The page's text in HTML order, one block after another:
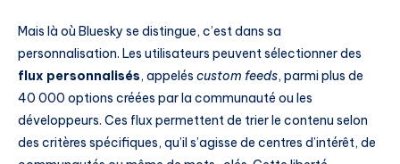
Mais là où Bluesky se distingue, c’est dans sa
personnalisation. Les utilisateurs peuvent sélectionner des
flux personnalisés, appelés custom feeds, parmi plus de
40 000 options créées par la communauté ou les
développeurs. Ces flux permettent de trier le contenu selon
des critères spécifiques, qu’il s’agisse de centres d’intérêt, de